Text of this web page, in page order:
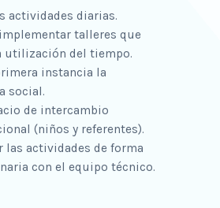
actividades diarias.
mplementar talleres que
utilización del tiempo.
instancia la
social.
de intercambio
(niños y referentes).
las actividades de forma
naria con el equipo técnico.